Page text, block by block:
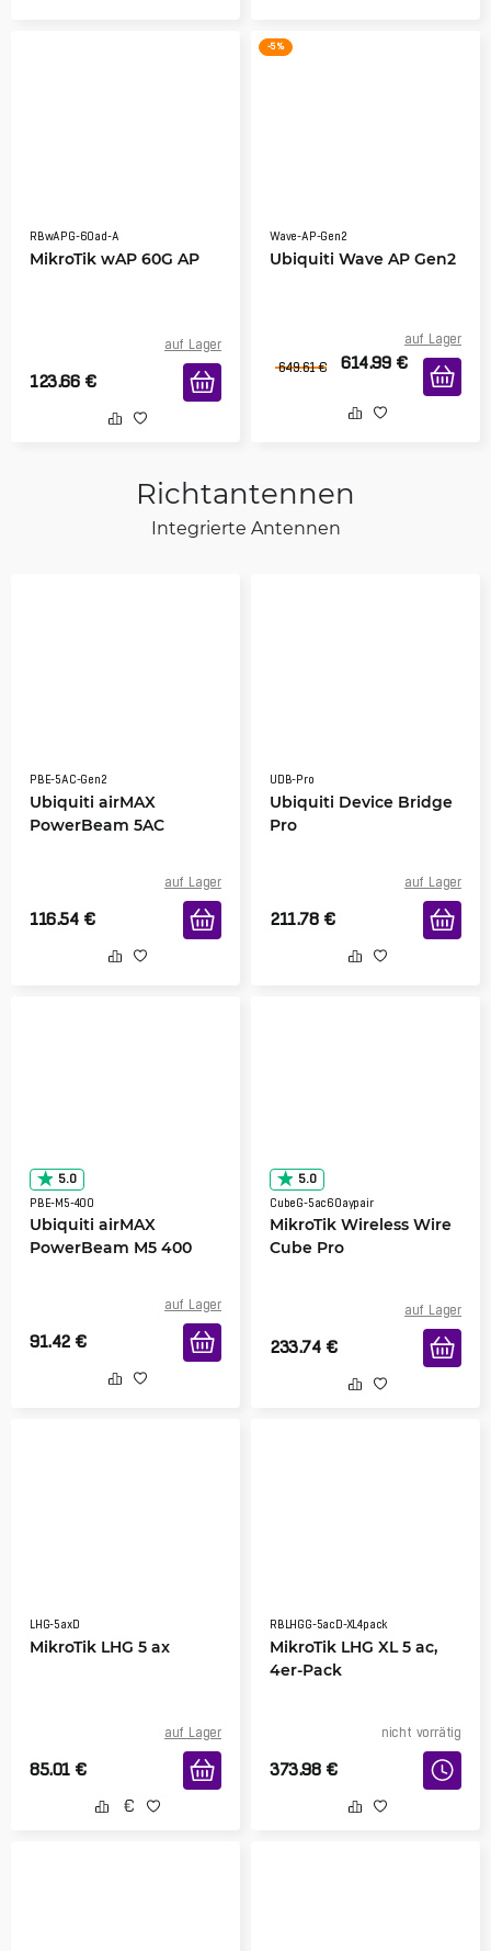
RBwAPG-60ad-A
MikroTik wAP 60G AP
auf Lager
123.66 €
-5 %
Wave-AP-Gen2
Ubiquiti Wave AP Gen2
auf Lager
649.61 € 614.99 €
Richtantennen
Integrierte Antennen
PBE-5AC-Gen2
Ubiquiti airMAX
PowerBeam 5AC
auf Lager
116.54 €
UDB-Pro
Ubiquiti Device Bridge
Pro
auf Lager
211.78 €
5.0
PBE-M5-400
Ubiquiti airMAX
PowerBeam M5 400
auf Lager
91.42 €
5.0
CubeG-5ac60aypair
MikroTik Wireless Wire
Cube Pro
auf Lager
233.74 €
LHG-5axD
MikroTik LHG 5 ax
auf Lager
85.01 €
RBLHGG-5acD-XL4pack
MikroTik LHG XL 5 ac,
4er-Pack
nicht vorrätig
373.98 €